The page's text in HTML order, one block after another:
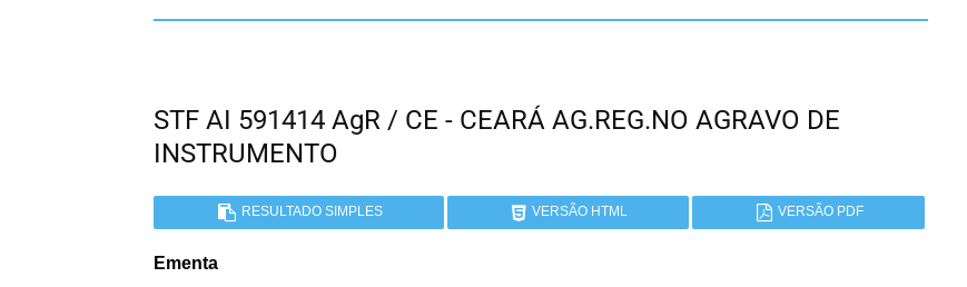
STF AI 591414 AgR / CE - CEARÁ AG.REG.NO AGRAVO DE
INSTRUMENTO
RESULTADO SIMPLES VERSÃO HTML VERSÃO PDF
Ementa